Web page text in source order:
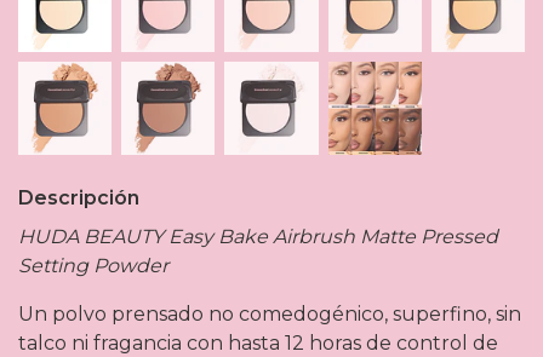
Descripción
HUDA BEAUTY Easy Bake Airbrush Matte Pressed
Setting Powder
Un polvo prensado no comedogénico, superfino, sin
talco ni fragancia con hasta 12 horas de control de